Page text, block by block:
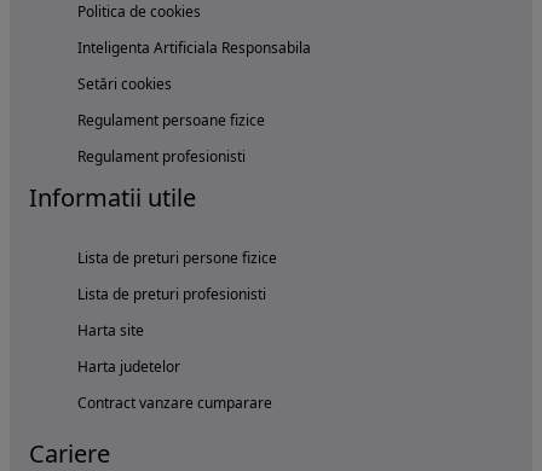
Politica de cookies
Inteligenta Artificiala Responsabila
Setări cookies
Regulament persoane fizice
Regulament profesionisti
Informatii utile
Lista de preturi persone fizice
Lista de preturi profesionisti
Harta site
Harta judetelor
Contract vanzare cumparare
Cariere